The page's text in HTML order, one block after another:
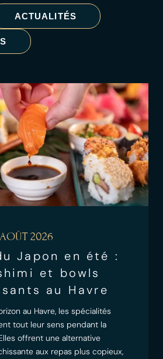
ACTUALITÉS
2026
Japon en été :
et bowls
au Havre
au Havre, les spécialités
tout leur sens pendant la
offrent une alternative
aux repas plus copieux,